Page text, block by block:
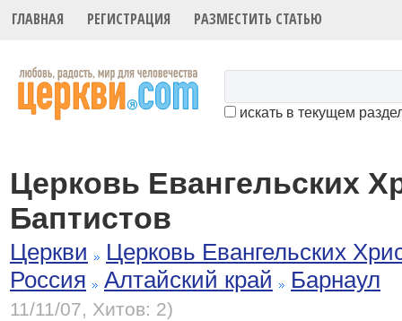
ГЛАВНАЯ РЕГИСТРАЦИЯ РАЗМЕСТИТЬ СТАТЬЮ
искать в текущем
Церковь Евангельских
Баптистов
Церкви
Церковь Евангельских
Россия
Алтайский край Барнаул
11/11/07, Хитов: 2)